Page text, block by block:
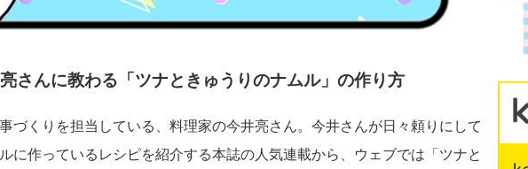
さんに教わる「ツナときゅうりのナムル」の作り方
づくりを担当している、料理家の今井亮さん。今井さんが日々頼りにして
に作っているレシピを紹介する本誌の人気連載から、ウェブでは「ツナと